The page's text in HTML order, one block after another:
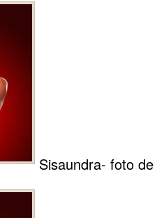
Sisaundra- foto